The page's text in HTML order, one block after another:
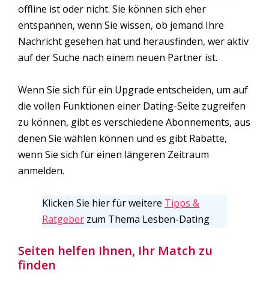
offline ist oder nicht. Sie können sich eher
entspannen, wenn Sie wissen, ob jemand Ihre
Nachricht gesehen hat und herausfinden, wer aktiv
auf der Suche nach einem neuen Partner ist.
Wenn Sie sich für ein Upgrade entscheiden, um auf
die vollen Funktionen einer Dating-Seite zugreifen
zu können, gibt es verschiedene Abonnements, aus
denen Sie wählen können und es gibt Rabatte,
wenn Sie sich für einen längeren Zeitraum
anmelden.
Klicken Sie hier für weitere Tipps &
Ratgeber zum Thema Lesben-Dating
Seiten helfen Ihnen, Ihr Match zu
finden